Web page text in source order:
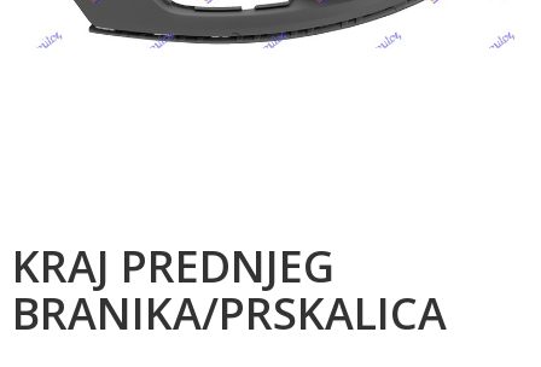
KRAJ PREDNJEG
BRANIKA/PRSKALICA